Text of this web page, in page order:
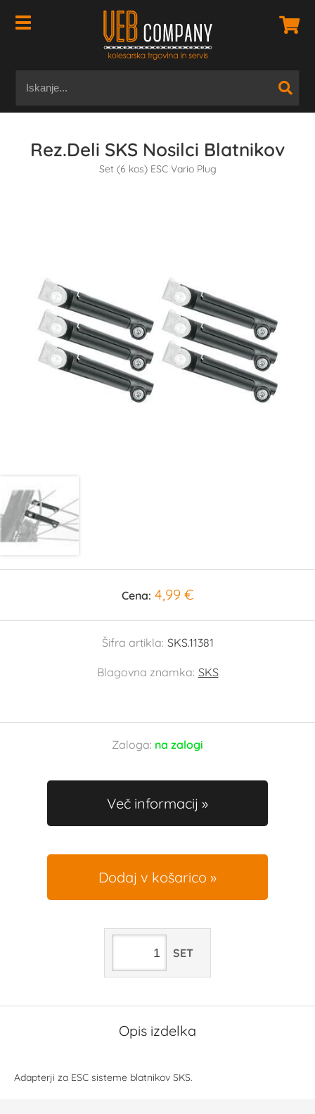
Rez.Deli SKS Nosilci Blatnikov
Set (6 kos) ESC Vario Plug
Cena: 4,99 €
Šifra artikla: SKS.11381
Blagovna znamka: SKS
Zaloga: na zalogi
Več informacij
Dodaj v košarico
SET
Opis izdelka
Adapterji za ESC sisteme blatnikov SKS.